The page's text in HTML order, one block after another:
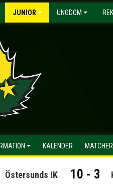
JUNIOR UNGDOM
KALENDER MATCHER
Östersunds IK 10 - 3